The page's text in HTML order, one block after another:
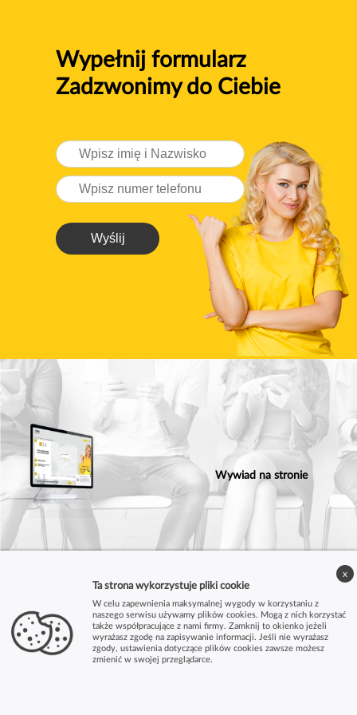
Wypełnij formularz
Zadzwonimy do Ciebie
Wyślij
Wywiad na stronie
Ta strona wykorzystuje pliki cookie
W celu zapewnienia maksymalnej wygody w korzystaniu z
naszego serwisu używamy plików cookies. Mogą z nich korzystać
także współpracujące z nami firmy. Zamknij to okienko jeżeli
wyrażasz zgodę na zapisywanie informacji. Jeśli nie wyrażasz
zgody, ustawienia dotyczące plików cookies zawsze możesz
zmienić w swojej przeglądarce.
x